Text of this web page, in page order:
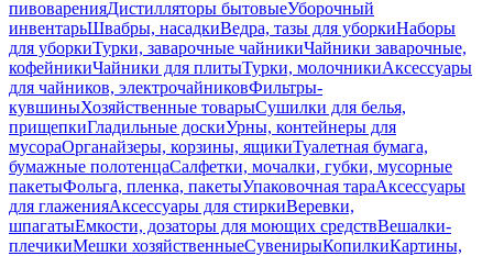
пивоваренияДистилляторы бытовыеУборочный
инвентарьШвабры, насадкиВедра, тазы для уборкиНаборы
для уборкиТурки, заварочные чайникиЧайники заварочные,
кофейникиЧайники для плитыТурки, молочникиАксессуары
для чайников, электрочайниковФильтры-
кувшиныХозяйственные товарыСушилки для белья,
прищепкиГладильные доскиУрны, контейнеры для
мусораОрганайзеры, корзины, ящикиТуалетная бумага,
бумажные полотенцаСалфетки, мочалки, губки, мусорные
пакетыФольга, пленка, пакетыУпаковочная тараАксессуары
для глаженияАксессуары для стиркиВеревки,
шпагатыЕмкости, дозаторы для моющих средствВешалки-
плечикиМешки хозяйственныеСувенирыКопилкиКартины,